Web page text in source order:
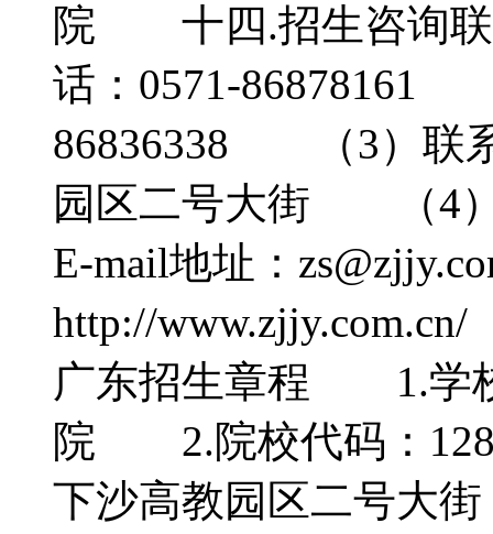
院 十四.招生咨询
话：0571-86878161
86836338 （3）联
园区二号大街 （4
E-mail地址：
http://
广东招生章程 1.学
院 2.院校代码：
下沙高教园区二号大